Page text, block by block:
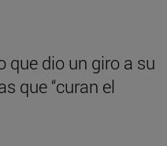
que dio un giro a su
que “curan el